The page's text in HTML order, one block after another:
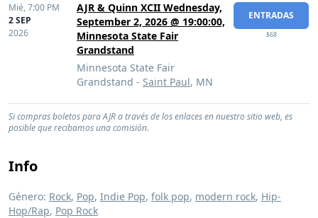
Mié,7:00 PM
2 SEP
2026
AJR & Quinn XCII Wednesday,
September 2, 2026 @ 19:00:00,
Minnesota State Fair
Grandstand
Minnesota State Fair
Grandstand - Saint Paul, MN
ENTRADAS
$68
Si compras boletos para AJR a través de los enlaces en nuestro sitio web, es
posible que recibamos una comisión.
Info
Género: Rock, Pop, Indie Pop, folk pop, modern rock, Hip-
Hop/Rap, Pop Rock